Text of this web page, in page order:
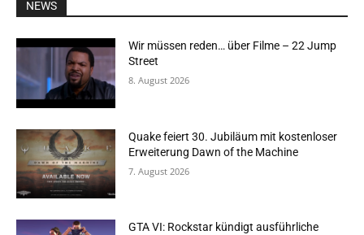
NEWS
Wir müssen reden… über Filme – 22 Jump
Street
8. August 2026
Quake feiert 30. Jubiläum mit kostenloser
Erweiterung Dawn of the Machine
7. August 2026
GTA VI: Rockstar kündigt ausführliche